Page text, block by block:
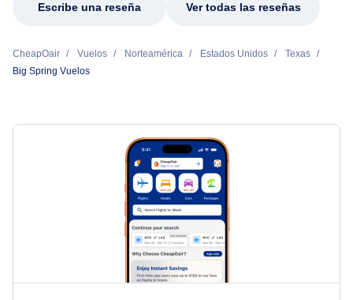
Escribe una reseña Ver todas las reseñas
CheapOair Vuelos Norteamérica Estados Unidos
Texas
Big Spring Vuelos